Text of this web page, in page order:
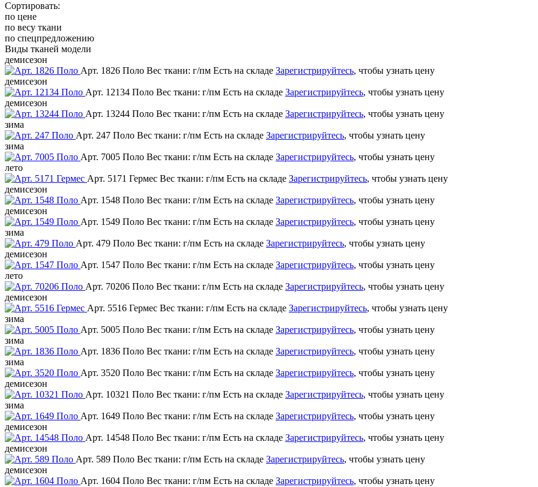
Сортировать:
по цене
по весу ткани
по спецпредложению
Виды тканей модели
демисезон
Арт. 1826 Поло Вес ткани: г/пм Есть на складе Зарегистрируйтесь, чтобы узнать цену
демисезон
Арт. 12134 Поло Вес ткани: г/пм Есть на складе Зарегистрируйтесь, чтобы узнать цену
демисезон
Арт. 13244 Поло Вес ткани: г/пм Есть на складе Зарегистрируйтесь, чтобы узнать цену
зима
Арт. 247 Поло Вес ткани: г/пм Есть на складе Зарегистрируйтесь, чтобы узнать цену
зима
Арт. 7005 Поло Вес ткани: г/пм Есть на складе Зарегистрируйтесь, чтобы узнать цену
лето
Арт. 5171 Гермес Вес ткани: г/пм Есть на складе Зарегистрируйтесь, чтобы узнать цену
демисезон
Арт. 1548 Поло Вес ткани: г/пм Есть на складе Зарегистрируйтесь, чтобы узнать цену
демисезон
Арт. 1549 Поло Вес ткани: г/пм Есть на складе Зарегистрируйтесь, чтобы узнать цену
зима
Арт. 479 Поло Вес ткани: г/пм Есть на складе Зарегистрируйтесь, чтобы узнать цену
демисезон
Арт. 1547 Поло Вес ткани: г/пм Есть на складе Зарегистрируйтесь, чтобы узнать цену
лето
Арт. 70206 Поло Вес ткани: г/пм Есть на складе Зарегистрируйтесь, чтобы узнать цену
демисезон
Арт. 5516 Гермес Вес ткани: г/пм Есть на складе Зарегистрируйтесь, чтобы узнать цену
зима
Арт. 5005 Поло Вес ткани: г/пм Есть на складе Зарегистрируйтесь, чтобы узнать цену
зима
Арт. 1836 Поло Вес ткани: г/пм Есть на складе Зарегистрируйтесь, чтобы узнать цену
зима
Арт. 3520 Поло Вес ткани: г/пм Есть на складе Зарегистрируйтесь, чтобы узнать цену
демисезон
Арт. 10321 Поло Вес ткани: г/пм Есть на складе Зарегистрируйтесь, чтобы узнать цену
зима
Арт. 1649 Поло Вес ткани: г/пм Есть на складе Зарегистрируйтесь, чтобы узнать цену
демисезон
Арт. 14548 Поло Вес ткани: г/пм Есть на складе Зарегистрируйтесь, чтобы узнать цену
демисезон
Арт. 589 Поло Вес ткани: г/пм Есть на складе Зарегистрируйтесь, чтобы узнать цену
демисезон
Арт. 1604 Поло Вес ткани: г/пм Есть на складе Зарегистрируйтесь, чтобы узнать цену